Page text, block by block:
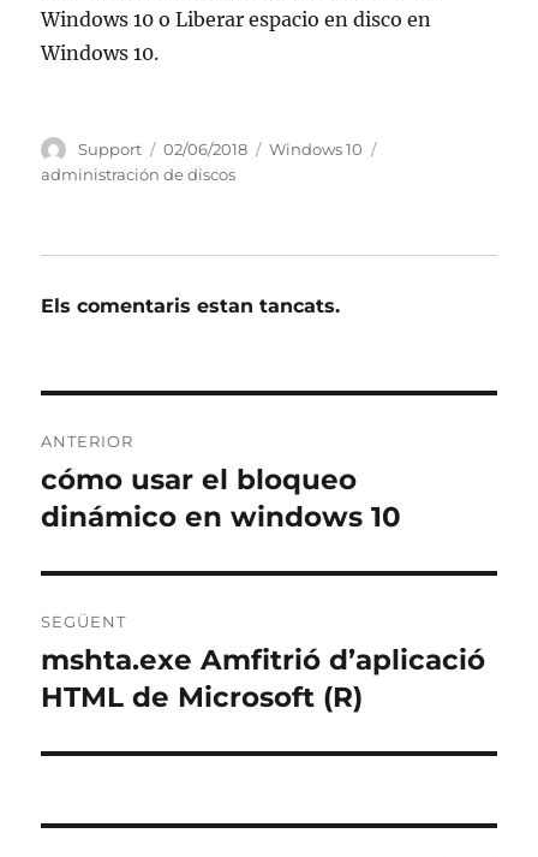
Windows 10 o Liberar espacio en disco en
Windows 10.
Autor
Support
Publicat
el
02/06/2018 Categories
Windows 10
administración de discos
Els comentaris estan tancats.
d'entrades
ANTERIOR
Entrada
anterior:
cómo usar el bloqueo
dinámico en windows 10
SEGÜENT
Entrada
següent:
mshta.exe Amfitrió d’aplicació
HTML de Microsoft (R)